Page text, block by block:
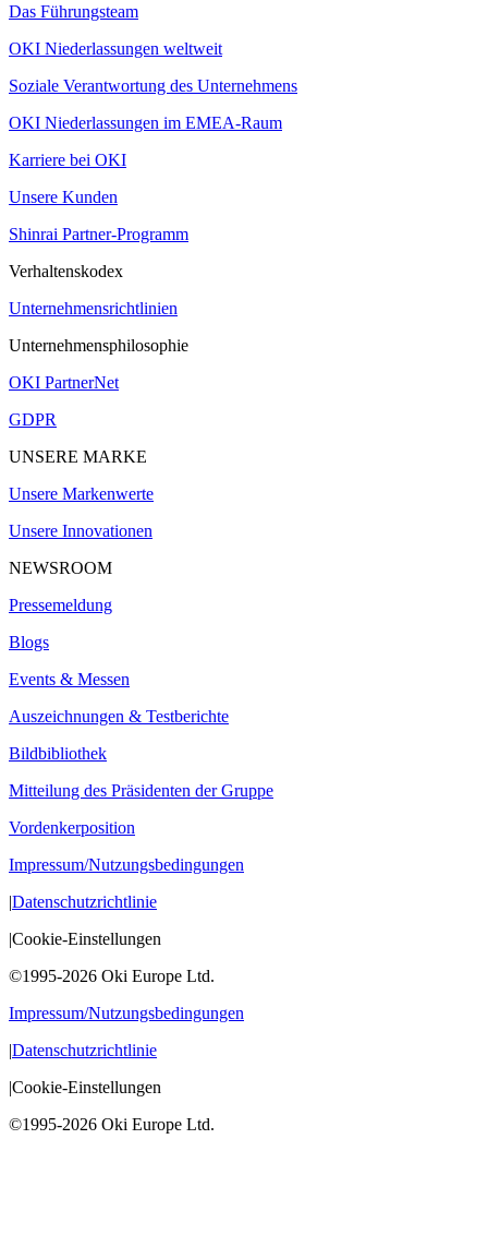
Das Führungsteam
OKI Niederlassungen weltweit
Soziale Verantwortung des Unternehmens
OKI Niederlassungen im EMEA-Raum
Karriere bei OKI
Unsere Kunden
Shinrai Partner-Programm
Verhaltenskodex
Unternehmensrichtlinien
Unternehmensphilosophie
OKI PartnerNet
GDPR
UNSERE MARKE
Unsere Markenwerte
Unsere Innovationen
NEWSROOM
Pressemeldung
Blogs
Events & Messen
Auszeichnungen & Testberichte
Bildbibliothek
Mitteilung des Präsidenten der Gruppe
Vordenkerposition
Impressum/Nutzungsbedingungen
|Datenschutzrichtlinie
|Cookie-Einstellungen
©1995-2026 Oki Europe Ltd.
Impressum/Nutzungsbedingungen
|Datenschutzrichtlinie
|Cookie-Einstellungen
©1995-2026 Oki Europe Ltd.